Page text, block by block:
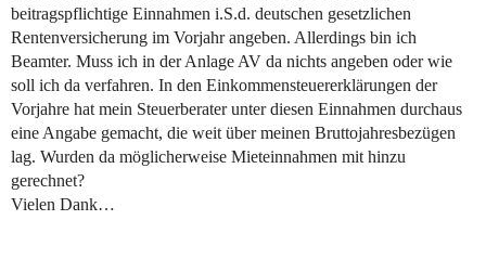
beitragspflichtige Einnahmen i.S.d. deutschen gesetzlichen
Rentenversicherung im Vorjahr angeben. Allerdings bin ich
Beamter. Muss ich in der Anlage AV da nichts angeben oder wie
soll ich da verfahren. In den Einkommensteuererklärungen der
Vorjahre hat mein Steuerberater unter diesen Einnahmen durchaus
eine Angabe gemacht, die weit über meinen Bruttojahresbezügen
lag. Wurden da möglicherweise Mieteinnahmen mit hinzu
gerechnet?
Vielen Dank…